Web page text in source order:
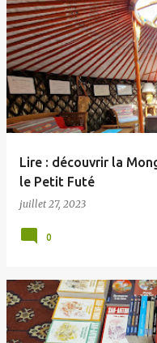
Lire : découvrir la
le Petit Futé
juillet 27, 2023
0